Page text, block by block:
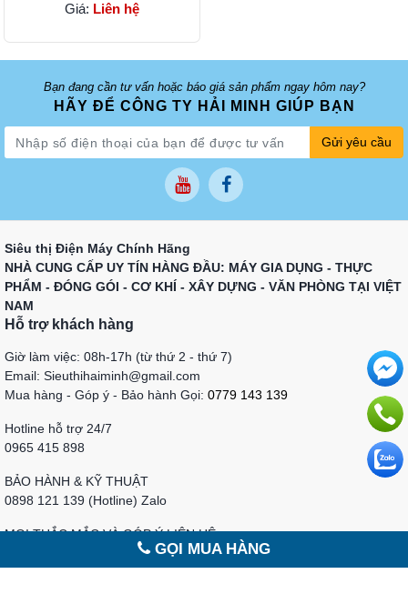
Giá: Liên hệ
Bạn đang cần tư vấn hoặc báo giá sản phẩm ngay hôm nay?
HÃY ĐỂ CÔNG TY HẢI MINH GIÚP BẠN
Gửi yêu cầu
Siêu thị Điện Máy Chính Hãng
NHÀ CUNG CẤP UY TÍN HÀNG ĐẦU: MÁY GIA DỤNG - THỰC
PHẨM - ĐÓNG GÓI - CƠ KHÍ - XÂY DỰNG - VĂN PHÒNG TẠI VIỆT
NAM
Hỗ trợ khách hàng
Giờ làm việc: 08h-17h (từ thứ 2 - thứ 7)
Email: Sieuthihaiminh@gmail.com
Mua hàng - Góp ý - Bảo hành Gọi: 0779 143 139
Hotline hỗ trợ 24/7
0965 415 898
BẢO HÀNH & KỸ THUẬT
0898 121 139 (Hotline) Zalo
MỌI THẮC MẮC VÀ GÓP Ý LIÊN HỆ
sieuthihaiminh@gmail.comGỌI MUA HÀNG